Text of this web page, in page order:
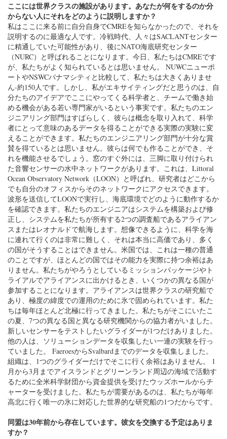
ここには世界クラスの施設があります。あなたが何をするのか分
からない人にそれをどのように説明しますか？
私はここに来る前に自分自身でCMREを知らなかったので、それを
説明するのに最適な人です。冷戦時代、人々はSACLANTセンター
に精通していた可能性があり、後にNATO海底研究センター
（NURC）と呼ばれることになります。今日、私たちはCMREです
が、私たちがよく知られているとは思いません。 NUWCニューポ
ートやNSWCパナマシティと比較して、私たちは大きくありませ
ん-約150人です。しかし、私がエキサイティングだと思うのは、自
分たちのアイデアでここにやってくる科学者と、チームで働き始
める機会がある若い専門家がいるという事実です。私たちのエン
ジニアリング部門はすばらしく、彼らは概念を取り入れて、科学
者にとって意味のあるデータを得ることができる実際の実験に変
えることができます。私たちのエンジニアリング部門が十分な賞
賛を得ているとは思いません。彼らは何でも作ることができ、そ
れを機能させるでしょう。窓のすぐ外には、三脚に取り付けられ
た音響センサーの水中ネットワークがあります。これは、Littoral
Ocean Observatory Network（LOON）と呼ばれ、研究者はどこから
でも自分のオフィスからそのネットワークにアクセスできます。
波形を送信してLOONで実行し、海底環境でどのように動作するか
を確認できます。私たちのエンジニアはシステムを構築および修
正し、システムを私たちが所有する2つの調査船であるアライアン
スまたはレオナルドで航海します。想像できるように、科学を海
に連れて行くのは非常に難しく、それは本当に高価であり、多く
の国がそうすることはできません。米国では、これは一種の普通
のことですが、ほとんどの国ではその能力を実際に持つ余裕はあ
りません。私たちがやろうとしているミッションパッケージやト
ライアルでアライアンスに出かけるとき、いくつかの異なる国が
参加することになります。アライアンスは世界クラスの研究船で
あり、極度の緯度での運用のために氷で固められています。私た
ちは毎年ほとんど北極に行ってきました。私たちがそこにいたこ
の夏、7つの異なる国と異なる研究機関からの協力者がいました。
新しいセンサーをテストしたいグライダーが1つだけありました。
他の人は、ソリューションデータを収集したい一連の実験を行っ
ていました。 FaeroesからSvalbardまでのデータを収集しました。
組織は、1つのグライダーだけでそこに行く余裕はありません。 1
月から3月までアイスランドとグリーンランド周辺の海域で活動す
るために全米科学財団から資金提供を受けたウッズホールからチ
ャーターを受けました。私たちが需要があるのは、私たちが毎年
高北に行く唯一の氷に対応した世界的な研究船の1つだからです。
同盟は30年前から存在しています。彼女を交換する予定はありま
すか？